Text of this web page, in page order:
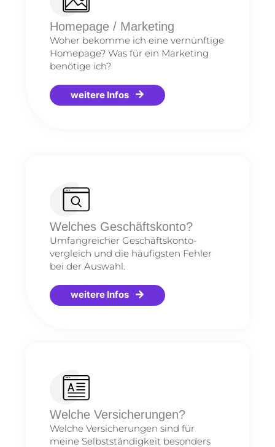
Homepage / Marketing
Woher bekomme ich eine vernünftige
Homepage? Was für ein Marketing
benötige ich?
weitere Infos
Welches Geschäftskonto?
Umfangreicher Geschäftskonto-
vergleich und die häufigsten Fehler
bei der Auswahl.
weitere Infos
Welche Versicherungen?
Welche Versicherungen sind für
meine Selbstständigkeit besonders